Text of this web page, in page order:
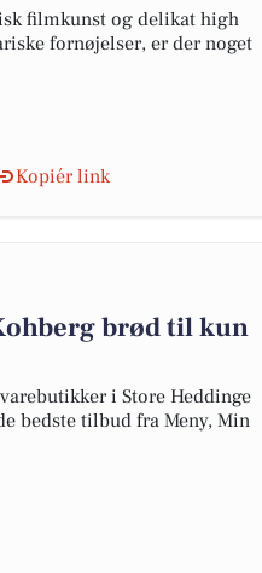
filmkunst og delikat high
fornøjelser, er der noget
Kopiér link
brød til kun
i Store Heddinge
bedste tilbud fra Meny, Min